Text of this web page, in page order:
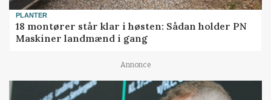
PLANTER
18 montører står klar i høsten: Sådan holder PN
Maskiner landmænd i gang
Annonce